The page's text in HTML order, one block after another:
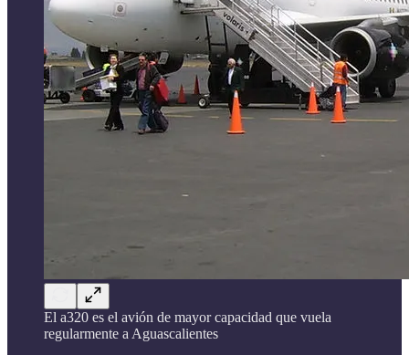
El a320 es el avión de mayor capacidad que vuela
regularmente a Aguascalientes